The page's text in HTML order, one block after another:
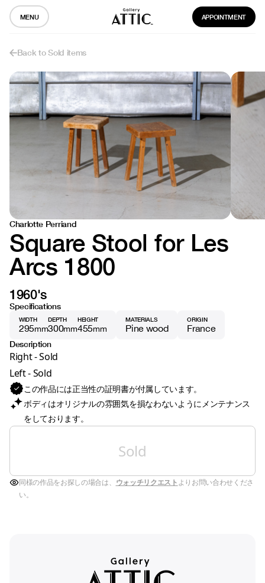
MENU APPOINTMENT
Back to Sold items
Charlotte Perriand
Square Stool for Les
Arcs 1800
1960's
Specifications
WIDTH
295mm
DEPTH
300mm
HEIGHT
455mm
MATERIALS
Pine wood
ORIGIN
France
Description
Right - Sold
Left - Sold
この作品には正当性の証明書が付属しています。
ボディはオリジナルの雰囲気を損なわないようにメンテナンス
をしております。
Sold
同様の作品をお探しの場合は、 ウォッチリクエストよりお問い合わせくださ
い。